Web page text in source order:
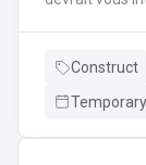
jointoiement
de
Construct